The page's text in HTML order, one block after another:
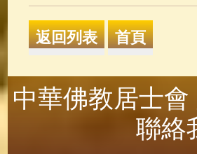
中華佛教居士會
聯絡